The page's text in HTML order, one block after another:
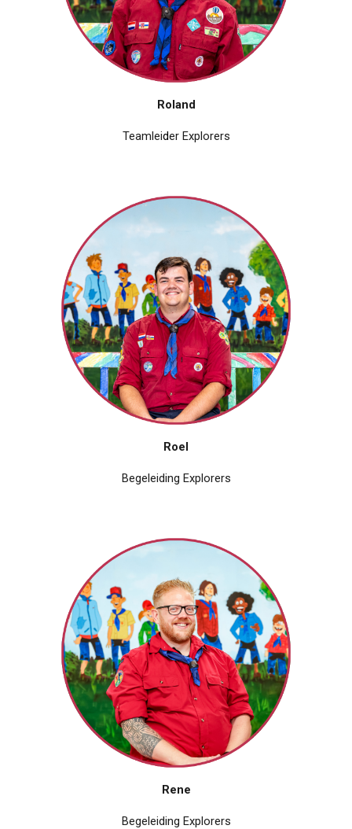
Roland
Teamleider Explorers
Roel
Begel eiding Explorers
Rene
Begeleiding Explorers